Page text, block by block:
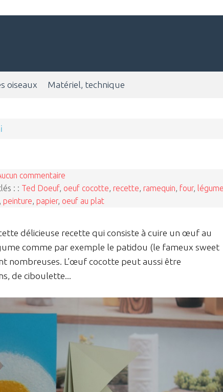
oiseaux Matériel, technique
commentaire
: : Ted Doeuf, oeuf cocotte recette ramequin four, légume
peinture papier, oeuf au plat
délicieuse recette qui consiste à cuire un œuf au
comme par exemple le patidou (le fameux sweet
nombreuses. L’œuf cocotte peut aussi être
de ciboulette...